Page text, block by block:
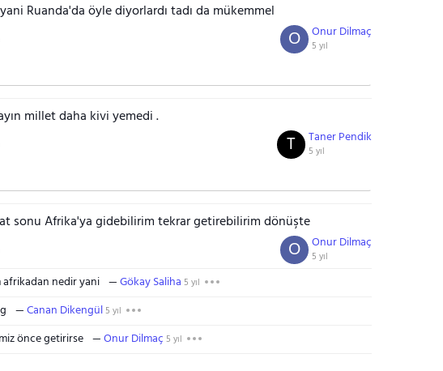
Ruanda'da öyle diyorlardı tadı da mükemmel
Onur Dilmaç
5 yıl
O
millet daha kivi yemedi .
Taner Pendik
5 yıl
T
sonu Afrika'ya gidebilirim tekrar getirebilirim dönüşte
Onur Dilmaç
5 yıl
O
nedir yani Gökay Saliha 5 yıl
Canan Dikengül5 yıl
önce getirirse Onur Dilmaç 5 yıl